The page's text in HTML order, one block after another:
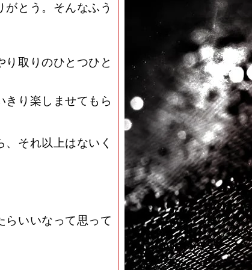
とう。そんなふう
取りのひとつひと
きり楽しませてもら
それ以上はないく
らいいなって思って